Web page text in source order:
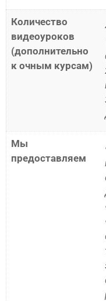
Количество
видеоуроков
(дополнительно
к очным курсам)
Мы
предоставляем